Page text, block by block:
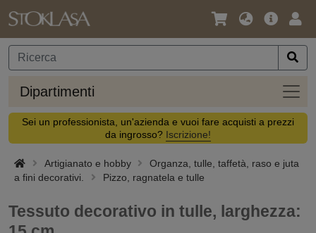
Lingua
Valuta
Offerta
Dipartimenti
Sei un professionista, un'azienda e vuoi fare acquisti a prezzi
da ingrosso? Iscrizione!
Artigianato e hobby
Organza, tulle, taffetà, raso e juta
a fini decorativi.
Pizzo, ragnatela e tulle
Tessuto decorativo in tulle, larghezza: